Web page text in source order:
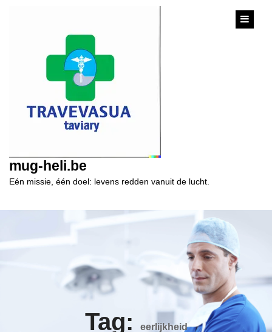
mug-heli.be
Eén missie, één doel: levens redden vanuit de lucht.
Tag: eerlijkheid